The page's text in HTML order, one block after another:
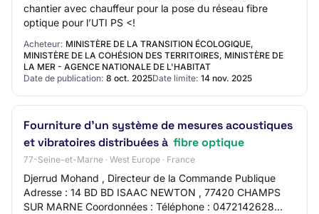
chantier avec chauffeur pour la pose du réseau fibre
optique pour l’UTI PS <!
Acheteur: MINISTÈRE DE LA TRANSITION ÉCOLOGIQUE,
MINISTÈRE DE LA COHÉSION DES TERRITOIRES, MINISTÈRE DE
LA MER - AGENCE NATIONALE DE L'HABITAT
Date de publication: 8 oct. 2025Date limite: 14 nov. 2025
Fourniture d’un système de mesures acoustiques
et vibratoires distribuées à fibre optique
77-Seine-et-Marne · West Europe · France
Djerrud Mohand , Directeur de la Commande Publique
Adresse : 14 BD BD ISAAC NEWTON , 77420 CHAMPS
SUR MARNE Coordonnées : Téléphone : 0472142628